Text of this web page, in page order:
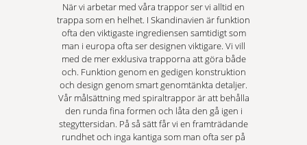
När vi arbetar med våra trappor ser vi alltid en
trappa som en helhet. I Skandinavien är funktion
ofta den viktigaste ingrediensen samtidigt som
man i europa ofta ser designen viktigare. Vi vill
med de mer exklusiva trapporna att göra både
och. Funktion genom en gedigen konstruktion
och design genom smart genomtänkta detaljer.
Vår målsättning med spiraltrappor är att behålla
den runda fina formen och låta den gå igen i
stegyttersidan. På så sätt får vi en framträdande
rundhet och inga kantiga som man ofta ser på